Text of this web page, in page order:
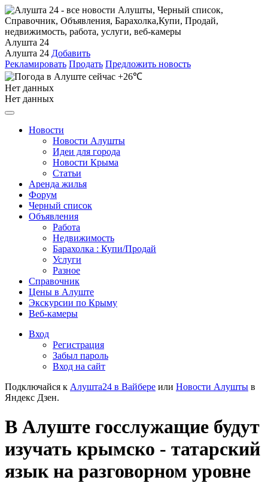
Алушта 24
Алушта 24 Добавить
Рекламировать Продать Предложить новость
+26℃
Нет данных
Нет данных
Новости
Новости Алушты
Идеи для города
Новости Крыма
Статьи
Аренда жилья
Форум
Черный список
Объявления
Работа
Недвижимость
Барахолка : Купи/Продай
Услуги
Разное
Справочник
Цены в Алуште
Экскурсии по Крыму
Веб-камеры
Вход
Регистрация
Забыл пароль
Вход на сайт
Подключайся к Алушта24 в Вайбере или Новости Алушты в
Яндекс Дзен.
В Алуште госслужащие будут
изучать крымско - татарский
язык на разговорном уровне